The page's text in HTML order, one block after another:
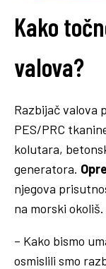
Kako
valova?
Razbijač valova
PES/PRC
kolutara,
generatora.
njegova
na morski okoliš.
– Kako bismo
osmislili smo